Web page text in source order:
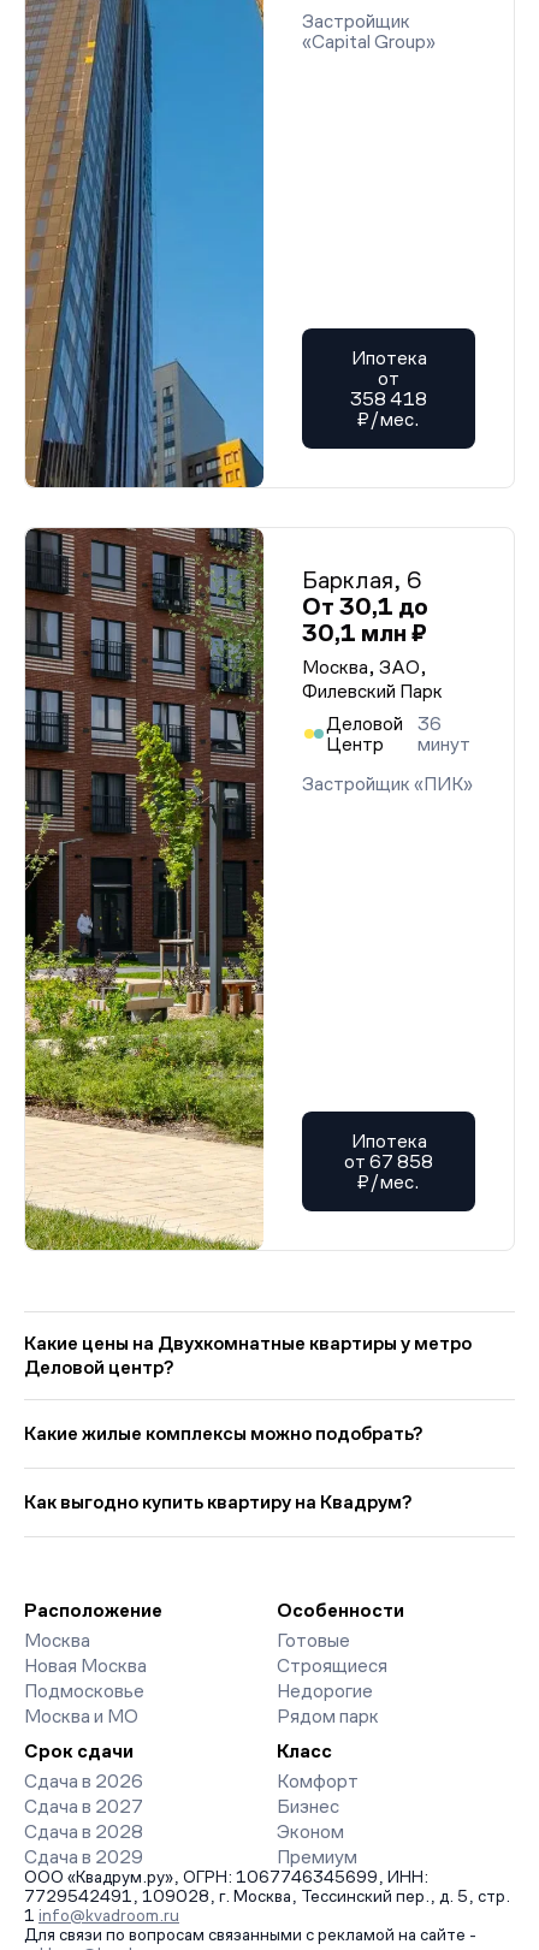
Застройщик
«Capital Group»
Ипотека
от
358 418
₽/мес.
Барклая, 6
От 30,1 до
30,1 млн ₽
Москва, ЗАО,
Филевский Парк
Деловой
Центр
36
минут
Застройщик «ПИК»
Ипотека
от 67 858
₽/мес.
Какие цены на Двухкомнатные квартиры у метро
Деловой центр?
Деловой центр» представлено: 11 ЖК. Цены начинаются от
30 085 000 руб., минимальная площадь от 47 кв. м.
Ипотечный платёж — от 67 858 руб. в мес. Средняя цена кв.
руб. ниже прошлого месяца.
Какие жилые комплексы можно подобрать?
вы найдете проекты от эконом- до премиум-класса. На
страницах ЖК доступны отзывы жильцов о качестве
строительства, интерактивный генплан корпусов, сроки
Как выгодно купить квартиру на Квадрум?
организует просмотр и поможет одобрить ипотеку по
минимальной ставке. Чтобы зафиксировать цену, оставьте
заявку на обратный звонок.
Расположение
Москва
Новая Москва
Подмосковье
Москва и МО
Особенности
Готовые
Строящиеся
Недорогие
Рядом парк
Срок сдачи
Сдача в 2026
Сдача в 2027
Сдача в 2028
Сдача в 2029
Класс
Комфорт
Бизнес
Эконом
Премиум
ООО «Квадрум.ру», ОГРН: 1067746345699, ИНН:
7729542491, 109028, г. Москва, Тессинский пер., д. 5, стр.
1 info@kvadroom.ru
Для связи по вопросам связанными с рекламой на сайте -